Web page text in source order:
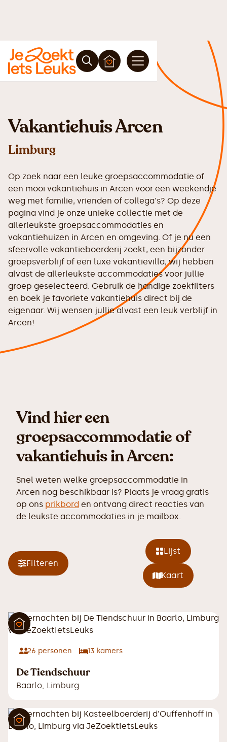
Vakantiehuis Arcen
Limburg
Op zoek naar een leuke groepsaccommodatie of
een mooi vakantiehuis in Arcen voor een weekendje
weg met familie, vrienden of collega's? Op deze
pagina vind je onze unieke collectie met de
allerleukste groepsaccommodaties en
vakantiehuizen in Arcen en omgeving. Of je nu een
sfeervolle vakantieboerderij zoekt, een bijzonder
groepsverblijf of een luxe vakantievilla, wij hebben
alvast de allerleukste accommodaties voor jullie
groep geselecteerd. Gebruik de handige zoekfilters
en boek je favoriete vakantiehuis direct bij de
eigenaar. Wij wensen jullie alvast een leuk verblijf in
Arcen!
Vind hier een
groepsaccommodatie of
vakantiehuis in Arcen:
Snel weten welke groepsaccommodatie in
Arcen nog beschikbaar is? Plaats je vraag gratis
op ons prikbord en ontvang direct reacties van
de leukste accommodaties in je mailbox.
Filteren
Lijst
Kaart
26 personen 13 kamers
De Tiendschuur
Baarlo, Limburg